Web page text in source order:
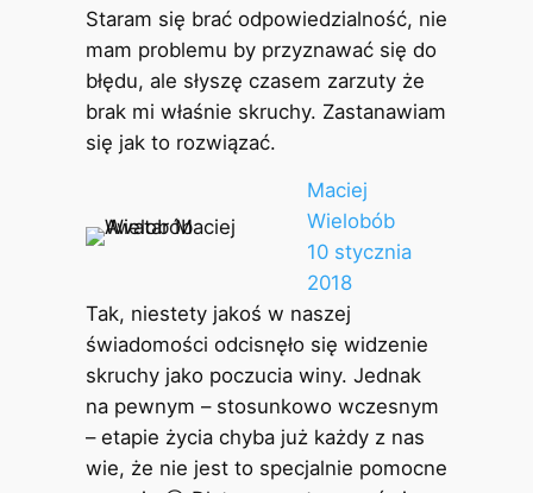
Staram się brać odpowiedzialność, nie
mam problemu by przyznawać się do
błędu, ale słyszę czasem zarzuty że
brak mi właśnie skruchy. Zastanawiam
się jak to rozwiązać.
Maciej
Wielobób
10 stycznia
2018
Tak, niestety jakoś w naszej
świadomości odcisnęło się widzenie
skruchy jako poczucia winy. Jednak
na pewnym – stosunkowo wczesnym
– etapie życia chyba już każdy z nas
wie, że nie jest to specjalnie pomocne